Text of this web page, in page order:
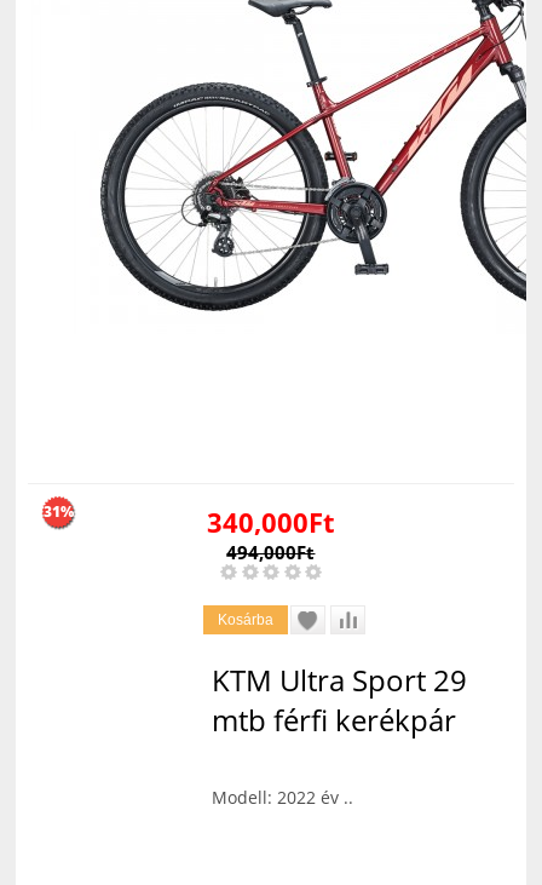
340,000Ft
494,000Ft
31%
KTM Ultra Sport 29
mtb férfi kerékpár
Modell: 2022 év ..